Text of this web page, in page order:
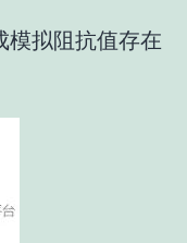
模拟阻抗值存在